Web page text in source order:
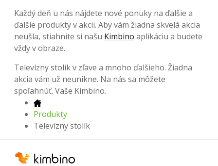
Každý deň u nás nájdete nové ponuky na ďalšie a
ďalšie produkty v akcii. Aby vám žiadna skvelá akcia
neušla, stiahnite si našu Kimbino aplikáciu a budete
vždy v obraze.
Televízny stolík v zľave a mnoho ďalšieho. Žiadna
akcia vám už neunikne. Na nás sa môžete
spoľahnúť. Vaše Kimbino.
Produkty
Televízny stolík